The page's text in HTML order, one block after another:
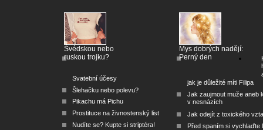
Švédskou nebo
ruskou trojku?
Svatební účesy
Šlehačku nebo polevu?
Pikachu má Pichu
Prostituce na živnostenský list
Nudíte se? Kupte si striptéra!
Mys dobrých nadějí:
Perný den
jak je důležité míti Filipa
Jak zaujmout muže aneb
v nesnázích
Jak odejít z toxického
Před spaním si vychlaďte